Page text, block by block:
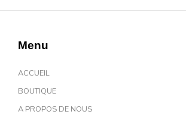
Menu
ACCUEIL
BOUTIQUE
A PROPOS DE NOUS